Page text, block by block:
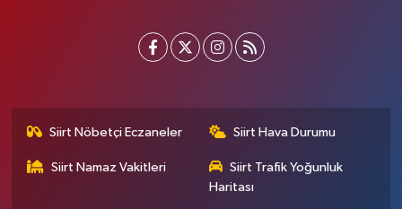
Siirt Nöbetçi Eczaneler Siirt Hava Durumu
Siirt Namaz Vakitleri
Siirt Trafik Yoğunluk
Haritası